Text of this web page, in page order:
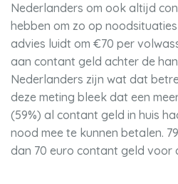
Nederlanders om ook altijd
hebben om zo op
advies luidt om €70 per
aan contant geld achter de
Nederlanders zijn wat dat
deze meting bleek dat een
(59%) al contant geld in huis
nood mee te kunnen betalen.
dan 70 euro contant geld voor